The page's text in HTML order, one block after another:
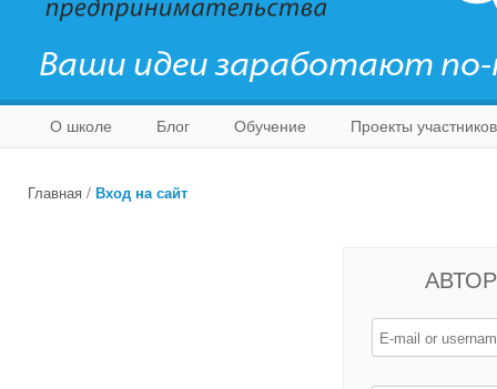
Ваши идеи заработают
О школе Блог Обучение Проекты участников
Главная / Вход на сайт